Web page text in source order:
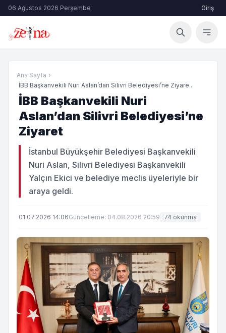
06 Ağustos 2026 Perşembe Giriş
Ana Sayfa ›
İBB Başkanvekili Nuri Aslan’dan Silivri Belediyesi’ne Ziyare...
İBB Başkanvekili Nuri
Aslan’dan Silivri Belediyesi’ne
Ziyaret
İstanbul Büyükşehir Belediyesi Başkanvekili
Nuri Aslan, Silivri Belediyesi Başkanvekili
Yalçın Ekici ve belediye meclis üyeleriyle bir
araya geldi.
01.07.2026 14:06Güncelleme: 04.08.2026 20:59 74 okunma